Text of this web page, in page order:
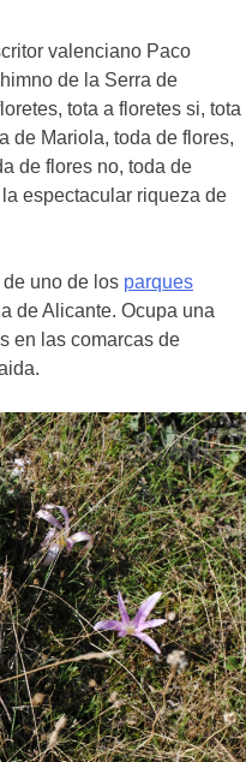
valenciano Paco
de la Serra de
tota a floretes si, tota
de Mariola, toda de flores,
de flores no, toda de
espectacular riqueza de
uno de los parques
de Alicante. Ocupa una
en las comarcas de